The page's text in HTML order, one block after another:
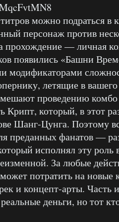
можно подраться в
персонаж против
прохождение — личная
появились «Башни
модификаторами
летящие в
проведению комбо
Крипт, который, в этот
Шанг-Цунга. Поэтому
преданных фанатов —
исполнял эту роль
За любые
потратить на
и концепт-арты. Часть
реальные деньги, но тот